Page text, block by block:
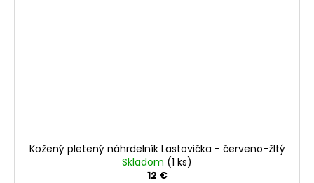
Kožený pletený náhrdelník Lastovička - červeno-žltý
Skladom (1 ks)
12 €